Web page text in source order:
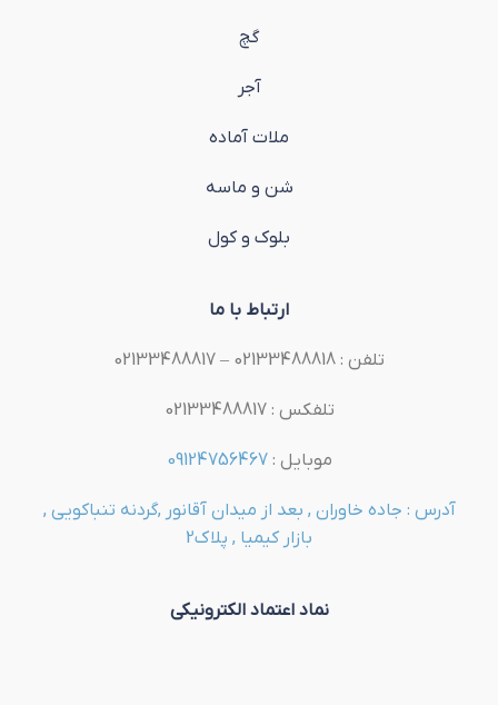
گچ
آجر
ملات آماده
شن و ماسه
بلوک و کول
ارتباط با ما
تلفن : 02133488818 – 02133488817
تلفکس : 02133488817
موبایل :09124756467
آدرس : جاده خاوران , بعد از میدان آقانور ,گردنه تنباکویی ,
بازار کیمیا , پلاک2
نماد اعتماد الکترونیکی